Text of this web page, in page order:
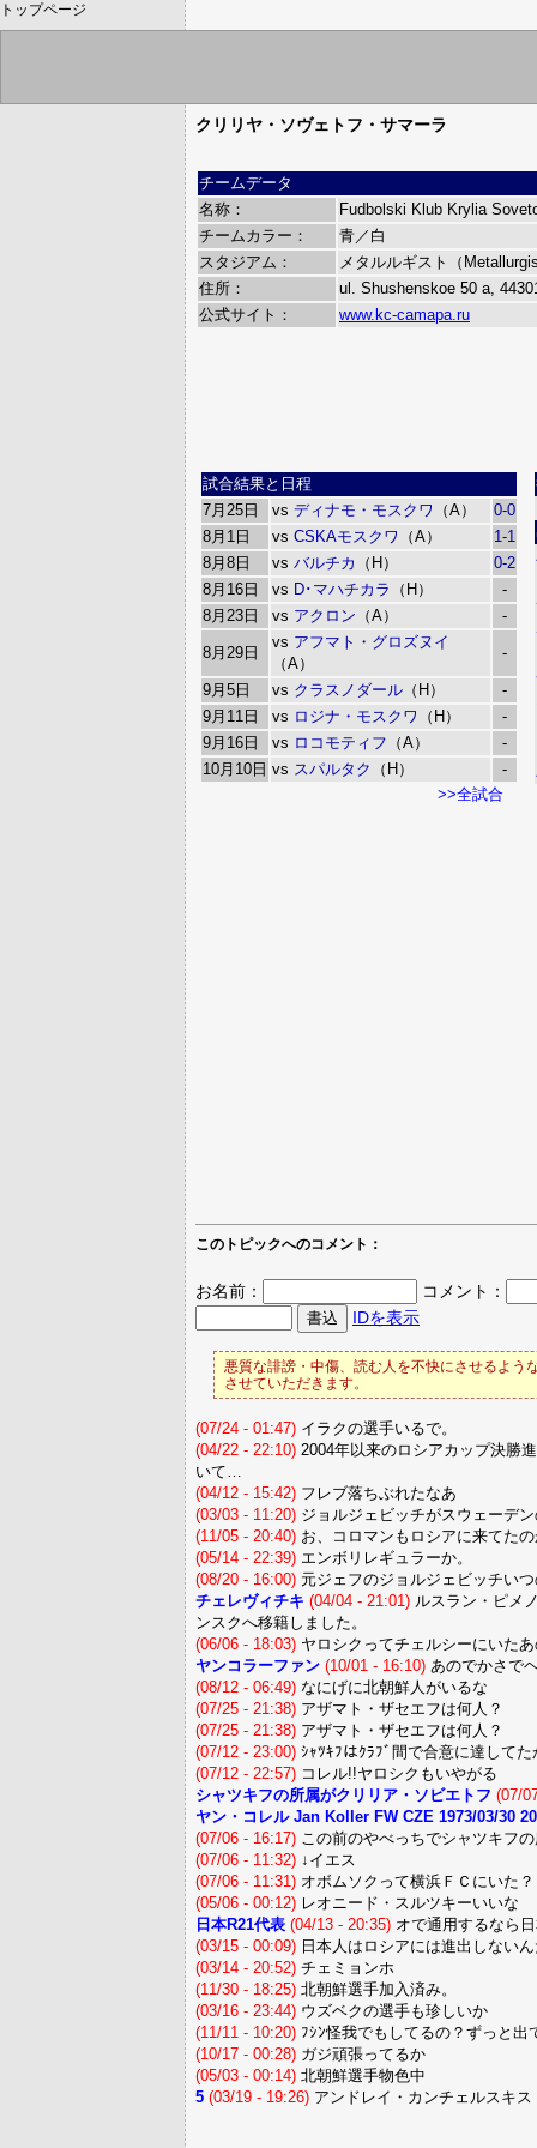
トップページ
クリリヤ・ソヴェトフ・サマーラ
チームデータ
名称：
Fudbolski Klub Krylia
チームカラー：
青／白
スタジアム：
メタルルギスト（
住所：
ul. Shushenskoe 50 a,
公式サイト：
www.kc-camapa.ru
試合結果と日程
7月25日
vs ディナモ・モスクワ （A）
0-0
8月1日
vs CSKAモスクワ （A）
1-1
8月8日
vs バルチカ （H）
0-2
8月16日
vs D･マハチカラ （H）
-
8月23日
vs アクロン （A） -
8月29日
vs アフマト・グロズヌイ
（A）
-
9月5日 vs クラスノダール （H）
-
9月11日
vs ロジナ・モスクワ （H）
-
9月16日
vs ロコモティフ （A）
-
10月10日 vs スパルタク （H）
-
>>全試合
このトピックへのコメント：
お名前：
コメント：
IDを表示
悪質な誹謗・中傷、読む人を不快にさせるよう
させていただきます。
(07/24 - 01:47) イラクの選手いるで。
(04/22 - 22:10) 2004年以来のロシアカップ決勝
いて…
(04/12 - 15:42) フレブ落ちぶれたなあ
(03/03 - 11:20) ジョルジェビッチがスウェーデ
(11/05 - 20:40) お、コロマンもロシアに来てた
(05/14 - 22:39) エンボリレギュラーか。
(08/20 - 16:00) 元ジェフのジョルジェビッチい
チェレヴィチキ (04/04 - 21:01) ルスラン・ピメ
ンスクへ移籍しました。
(06/06 - 18:03) ヤロシクってチェルシーにいた
ヤンコラーファン (10/01 - 16:10) あのでかさで
(08/12 - 06:49) なにげに北朝鮮人がいるな
(07/25 - 21:38) アザマト・ザセエフは何人？
(07/25 - 21:38) アザマト・ザセエフは何人？
(07/12 - 23:00) ｼｬﾂｷﾌはｸﾗﾌﾞ間で合意に達してた
(07/12 - 22:57) コレル!!ヤロシクもいやがる
シャツキフの所属がクリリア・ソビエトフ (07/
ヤン・コレル Jan Koller FW CZE 1973/03/30
(07/06 - 16:17) この前のやべっちでシャツキフ
(07/06 - 11:32) ↓イエス
(07/06 - 11:31) オボムソクって横浜ＦＣにいた？
(05/06 - 00:12) レオニード・スルツキーいいな
日本R21代表 (04/13 - 20:35) オで通用するなら
(03/15 - 00:09) 日本人はロシアには進出しない
(03/14 - 20:52) チェミョンホ
(11/30 - 18:25) 北朝鮮選手加入済み。
(03/16 - 23:44) ウズベクの選手も珍しいか
(11/11 - 10:20) ﾌｼﾝ怪我でもしてるの？ずっと出
(10/17 - 00:28) ガジ頑張ってるか
(05/03 - 00:14) 北朝鮮選手物色中
5 (03/19 - 19:26) アンドレイ・カンチェルスキス